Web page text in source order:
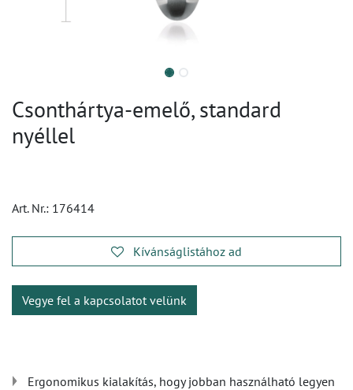
Csonthártya-emelő, standard
nyéllel
Art. Nr.: 176414
Kívánságlistához ad
Vegye fel a kapcsolatot velünk
Ergonomikus kialakítás, hogy jobban használható legyen